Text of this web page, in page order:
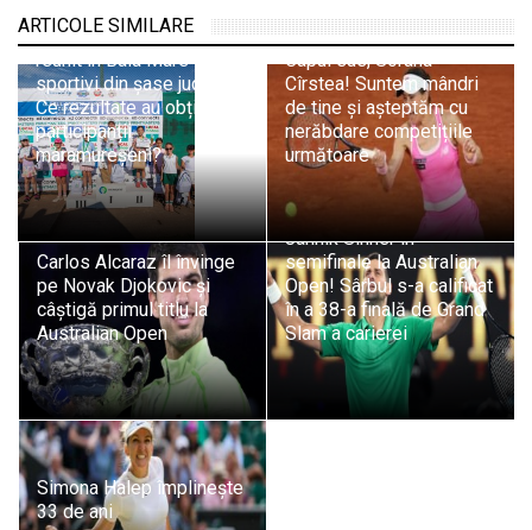
ARTICOLE SIMILARE
Turneul de tenis „Cupa
Aerofit”- ediția a IV-a a
reunit în Baia Mare
sportivi din șase județe.
Ce rezultate au obținut
participanții
maramureșeni?
Capul sus, Sorana
Cîrstea! Suntem mândri
de tine și așteptăm cu
nerăbdare competițiile
următoare
Carlos Alcaraz îl învinge
pe Novak Djokovic și
câștigă primul titlu la
Australian Open
Novak Djokovic, victorie
istorică împotriva lui
Jannik Sinner în
semifinale la Australian
Open! Sârbul s-a calificat
în a 38-a finală de Grand
Slam a carierei
Simona Halep împlinește
33 de ani